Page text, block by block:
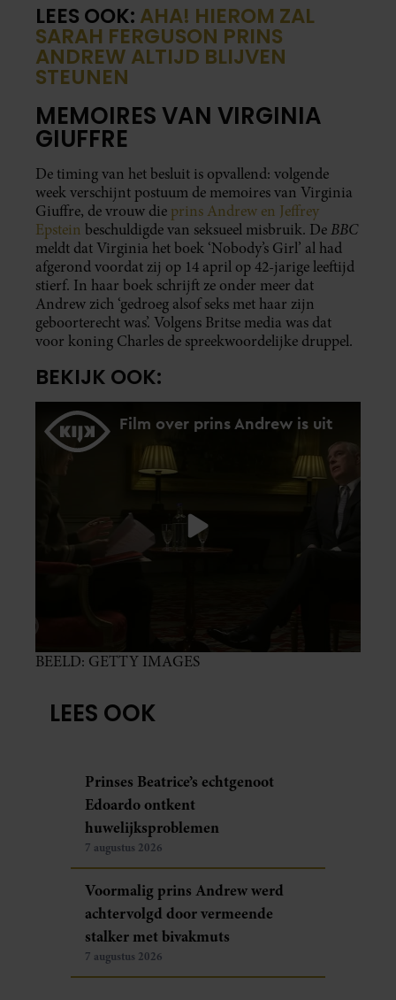
LEES OOK: AHA! HIEROM ZAL
SARAH FERGUSON PRINS
ANDREW ALTIJD BLIJVEN
STEUNEN
MEMOIRES VAN VIRGINIA
GIUFFRE
De timing van het besluit is opvallend: volgende
week verschijnt postuum de memoires van Virginia
Giuffre, de vrouw die prins Andrew en Jeffrey
Epstein beschuldigde van seksueel misbruik. DeBBC
meldt dat Virginia het boek ‘Nobody’s Girl’ al had
afgerond voordat zij op 14 april op 42-jarige leeftijd
stierf. In haar boek schrijft ze onder meer dat
Andrew zich ‘gedroeg alsof seks met haar zijn
geboorterecht was’. Volgens Britse media was dat
voor koning Charles de spreekwoordelijke druppel.
BEKIJK OOK:
BEELD: GETTY IMAGES
LEES OOK
Prinses Beatrice’s echtgenoot
Edoardo ontkent
huwelijksproblemen
7 augustus 2026
Voormalig prins Andrew werd
achtervolgd door vermeende
stalker met bivakmuts
7 augustus 2026